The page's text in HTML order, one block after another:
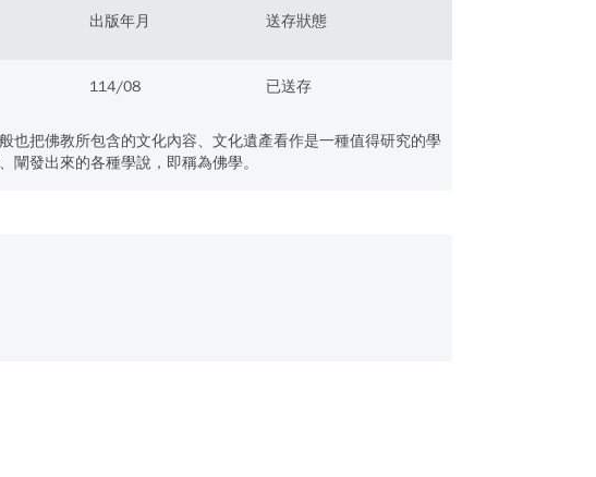
出版年月 送存狀態
114/08 已送存
也把佛教所包含的文化內容、文化遺產看作是一種值得研究的學
發出來的各種學說，即稱為佛學。